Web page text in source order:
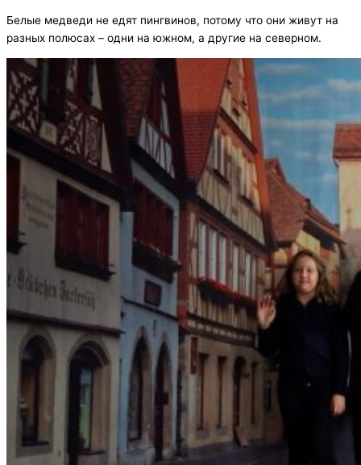
Белые медведи не едят пингвинов, потому что они живут на
разных полюсах – одни на южном, а другие на северном.